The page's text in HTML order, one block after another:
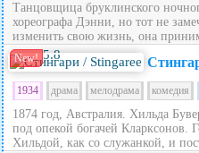
Танцовщица бруклинского
хореографа Дэнни, но тот не
изменить свою жизнь, она
New! 5.8
1934 драма мелодрама комедия
1874 год, Австралия. Хильда
под опекой богачей Кларксонов.
Хильдой, как со служанкой, и